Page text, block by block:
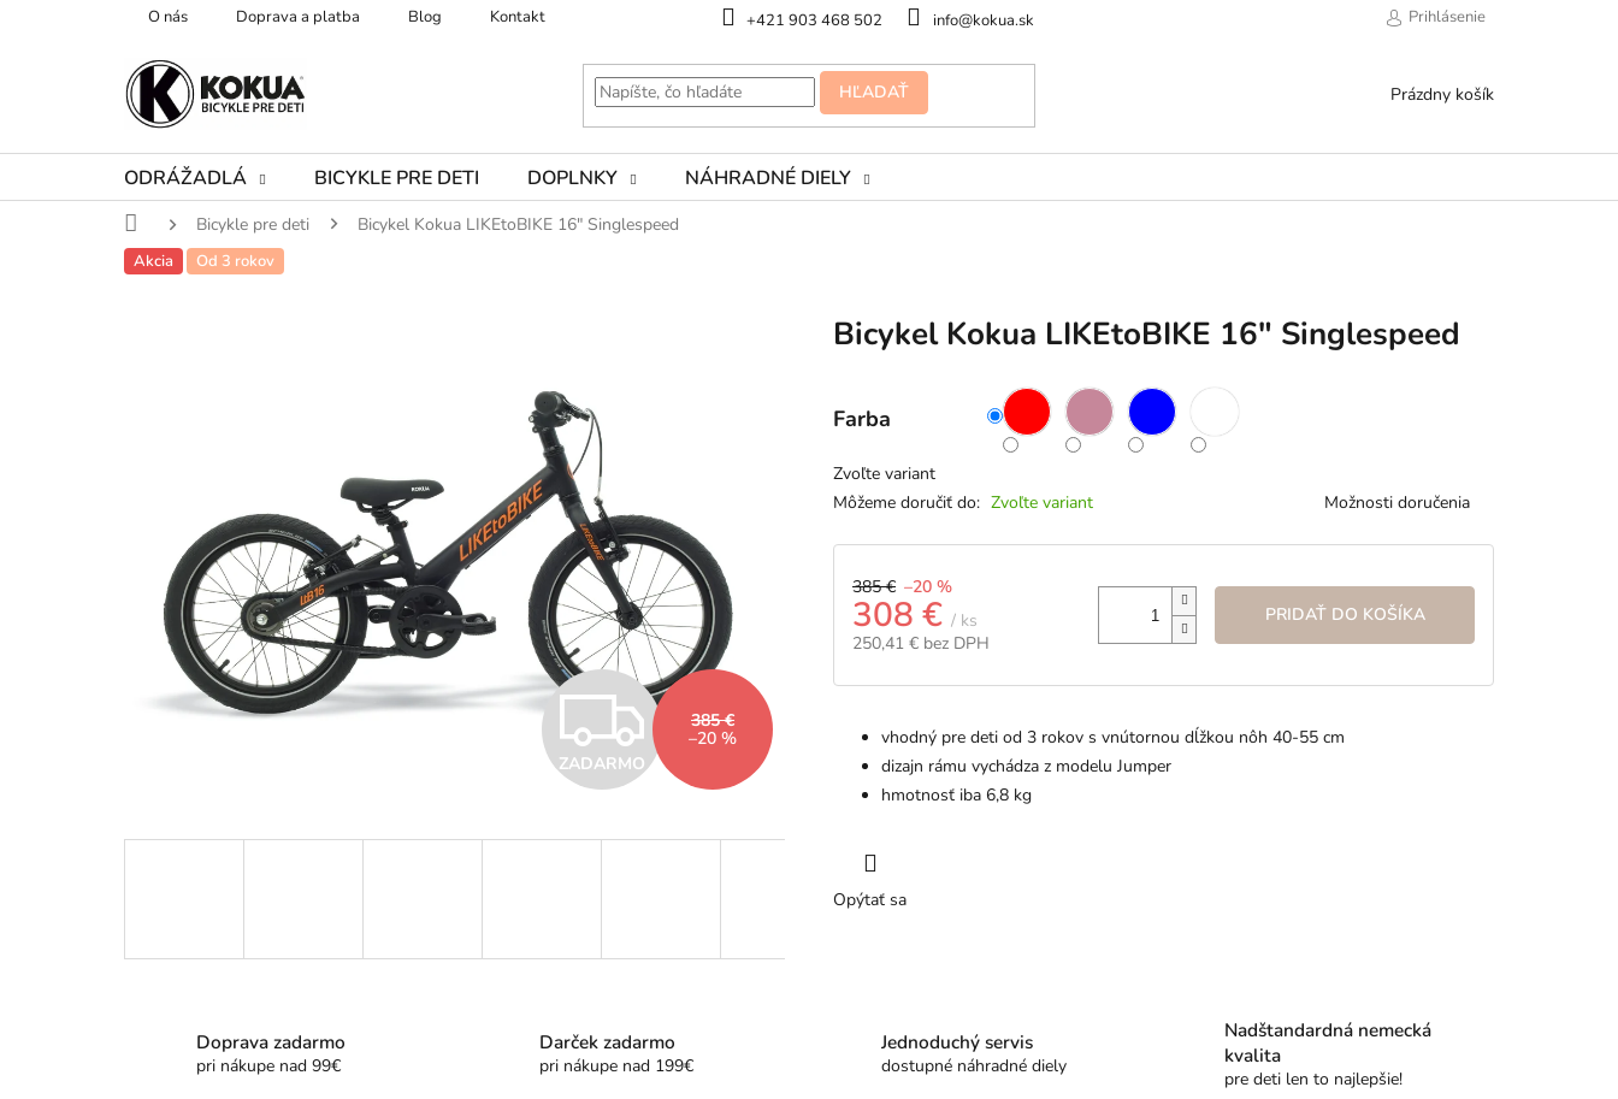
+421 903 468 502 info@kokua.sk
O nás Doprava a platba Blog Kontakt Prihlásenie
HĽADAŤ
NÁKUPNÝ
Prázdny košík
ODRÁŽADLÁ BICYKLE PRE DETI DOPLNKY NÁHRADNÉ DIELY
DomovBicykle pre deti Bicykel Kokua LIKEtoBIKE 16" Singlespeed
Akcia Od 3 rokov
Z
A
A
R
ZADARMO
385 €
–20 %
Bicykel Kokua LIKEtoBIKE 16" Singlespeed
Farba
Zvoľte variant
Môžeme doručiť do: Zvoľte variant Možnosti doručenia
385 € –20 %
308 € / ks
250,41 € bez DPH
PRIDAŤ DO KOŠÍKA
vhodný pre deti od 3 rokov s vnútornou dĺžkou nôh 40-55 cm
dizajn rámu vychádza z modelu Jumper
hmotnosť iba 6,8 kg
Opýtať sa
Doprava zadarmo
pri nákupe nad 99€
Darček zadarmo
pri nákupe nad 199€
Jednoduchý servis
dostupné náhradné diely
Nadštandardná nemecká
kvalita
pre deti len to najlepšie!